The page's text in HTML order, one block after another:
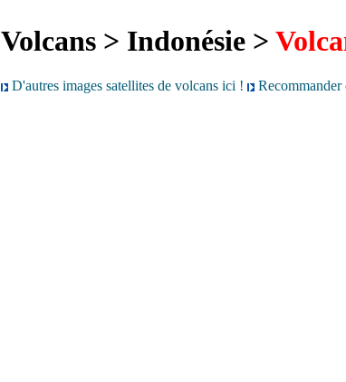
Volcans > Indonésie >
D'autres images satellites de volcans ici ! Recommander